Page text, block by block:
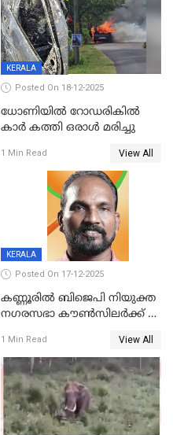
KERALA
Posted On 18-12-2025
ധോണിയിൽ റോഡരികിൽ
കാർ കത്തി ഒരാൾ മരിച്ചു
1 Min Read View All
KERALA
Posted On 17-12-2025
കണ്ണൂരിൽ ബിജെപി നിയുക്ത
നഗരസഭാ കൗൺസിലർക്ക് 36
1 Min Read View All